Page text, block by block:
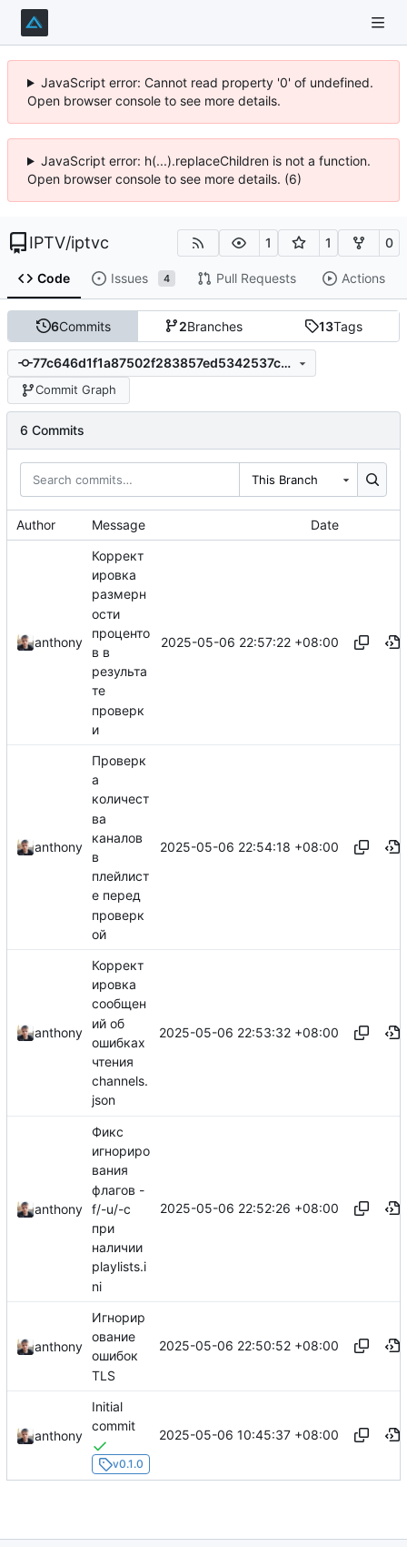
JavaScript error: Cannot read property '0' of undefined.
Open browser console to see more details.
JavaScript error: h(...).replaceChildren is not a function.
Open browser console to see more details. (6)
IPTV/iptvc 1 1 0
Code Issues 4 Pull Requests Actions
6Commits 2Branches 13Tags
77c646d1f1a87502f283857ed5342537c22f8410
Commit Graph
6 Commits
This Branch
Author Message Date
anthony
Коррект
ировка
размерн
ости
проценто
в в
результа
те
проверк
и
2025-05-06 22:57:22 +08:00
anthony
Проверк
а
количест
ва
каналов
в
плейлист
е перед
проверк
ой
2025-05-06 22:54:18 +08:00
anthony
Коррект
ировка
сообщен
ий об
ошибках
чтения
channels.
json
2025-05-06 22:53:32 +08:00
anthony
Фикс
игнориро
вания
флагов -
f/-u/-c
при
наличии
playlists.i
ni
2025-05-06 22:52:26 +08:00
anthony
Игнорир
ование
ошибок
TLS
2025-05-06 22:50:52 +08:00
anthony
Initial
commit
v0.1.0
2025-05-06 10:45:37 +08:00